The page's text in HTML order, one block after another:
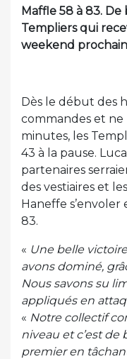
Maffle 58 à 83.
Templiers qui
weekend
Dès le début des
commandes et ne
minutes, les
43 à la pause.
partenaires
des vestiaires et
Haneffe s’envoler
83.
« Une belle
avons dominé,
Nous savons su
appliqués en
« Notre collectif
niveau et c’est
premier en